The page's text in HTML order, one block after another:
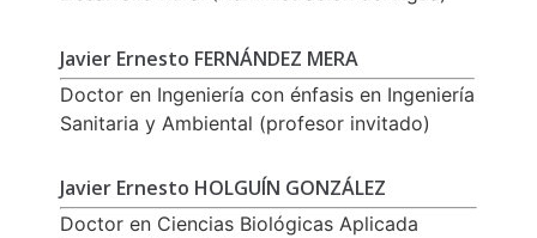
Javier Ernesto FERNÁNDEZ MERA
Doctor en Ingeniería con énfasis en Ingeniería
Sanitaria y Ambiental (profesor invitado)
Javier Ernesto HOLGUÍN GONZÁLEZ
Doctor en Ciencias Biológicas Aplicada